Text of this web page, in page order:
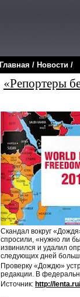
Главная / Новости /
«Репортеры
Скандал вокруг
спросили, «нужно ли
извинился и удалил
следующих дней
Проверку «Дождю»
редакции. В
Источник: http://